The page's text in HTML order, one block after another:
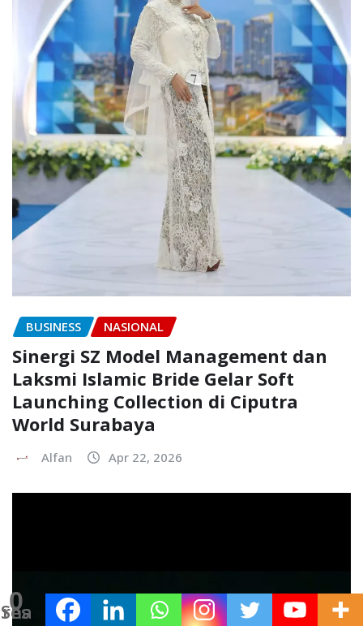
0
Shares
BUSINESS NASIONAL
Sinergi SZ Model Management dan
Laksmi Islamic Bride Gelar Soft
Launching Collection di Ciputra
World Surabaya
Alfan Apr 22, 2026